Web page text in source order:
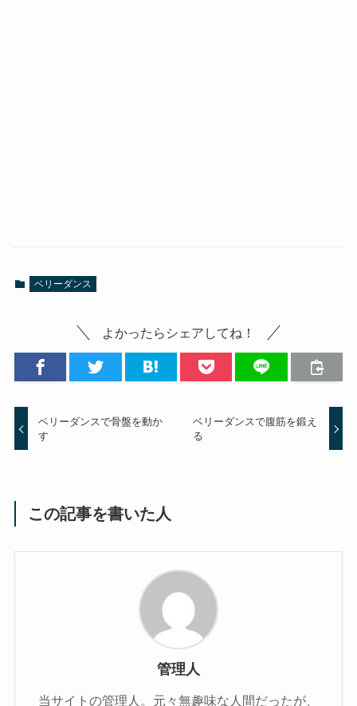
ベリーダンス
よかったらシェアしてね！
ベリーダンスで骨盤を動か
す
ベリーダンスで腹筋を鍛え
る
この記事を書いた人
管理人
当サイトの管理人。元々無趣味な人間だったが、